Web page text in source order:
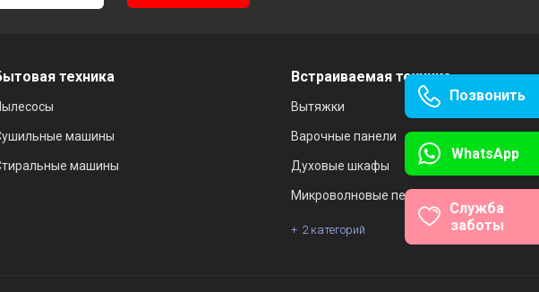
техника
машины
машины
Встраиваемая техника
Вытяжки
Варочные панели
Духовые шкафы
Микроволновые печи
2 категорий
Позвонить
WhatsApp
Служба
заботы